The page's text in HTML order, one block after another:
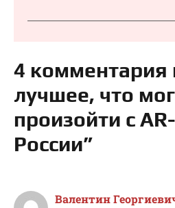
4 комментария
лучшее, что
произойти с
России”
Валентин